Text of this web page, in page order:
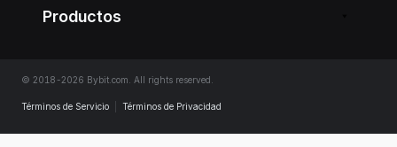
Productos
© 2018-2026 Bybit.com. All rights reserved.
Términos de Servicio Términos de Privacidad